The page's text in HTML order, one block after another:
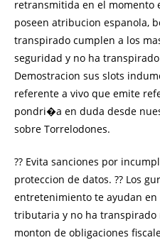
retransmitida en el momento
poseen atribucion espanola,
transpirado cumplen a los
seguridad y no ha
Demostracion sus slots
referente a vivo que emite
pondri�a en duda desde
sobre Torrelodones.
?? Evita sanciones por
proteccion de datos. ?? Los
entretenimiento te ayudan
tributaria y no ha transpirado
monton de obligaciones